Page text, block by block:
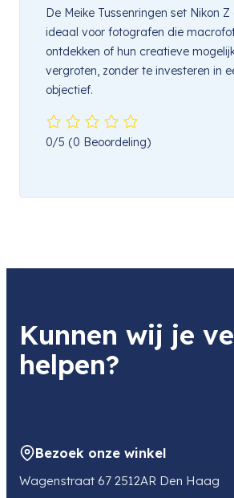
De Meike Tussenringen set Nikon Z
ideaal voor fotografen die
ontdekken of hun creatieve
vergroten, zonder te investeren in
objectief.
0/5 (0 Beoordeling)
Kunnen wij je
helpen?
Bezoek onze winkel
Wagenstraat 67 2512AR Den Haag